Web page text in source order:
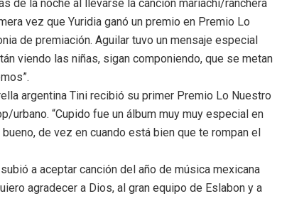
de la noche al llevarse la canción mariachi/ranchera
vez que Yuridia ganó un premio en Premio Lo
de premiación. Aguilar tuvo un mensaje especial
viendo las niñas, sigan componiendo, que se metan
argentina Tini recibió su primer Premio Lo Nuestro
urbano. “Cupido fue un álbum muy muy especial en
de vez en cuando está bien que te rompan el
a aceptar canción del año de música mexicana
agradecer a Dios, al gran equipo de Eslabon y a